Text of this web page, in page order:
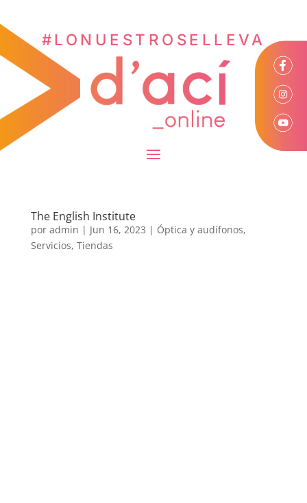
#LONUESTROSELLEVA
The English Institute
por admin | Jun 16, 2023 | Óptica y audífonos,
Servicios, Tiendas